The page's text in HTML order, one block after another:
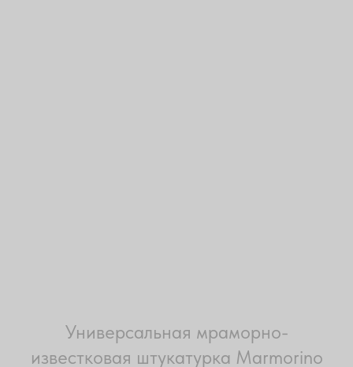
Универсальная мраморно-
известковая штукатурка Marmorino